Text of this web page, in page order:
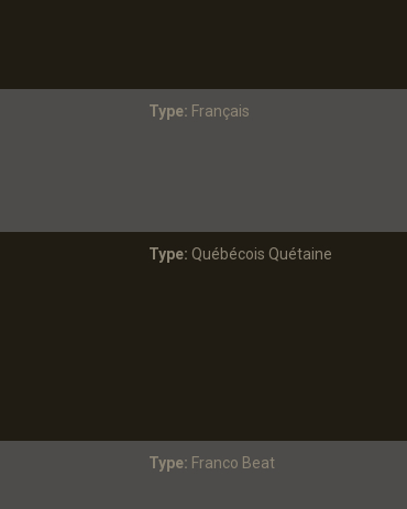
Type: Français
Type: Québécois Quétaine
Type: Franco Beat